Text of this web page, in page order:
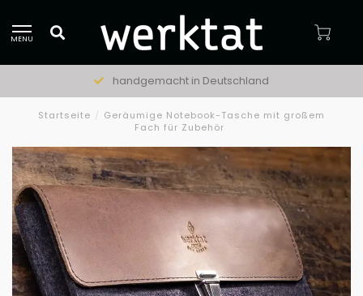
MENU
handgemacht in Deutschland
Startseite / Geräumige Notebook-Tasche mit großem
Fach für Zubehör